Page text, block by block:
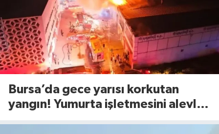
Bursa’da gece yarısı korkutan
yangın! Yumurta işletmesini alevler